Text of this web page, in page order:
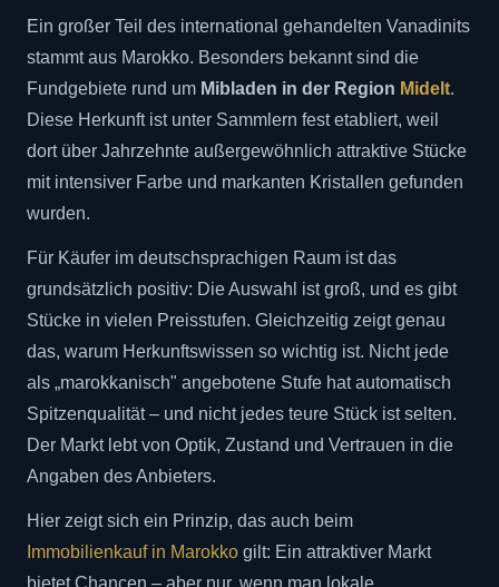
Ein großer Teil des international gehandelten Vanadinits
stammt aus Marokko. Besonders bekannt sind die
Fundgebiete rund um Mibladen in der Region Midelt.
Diese Herkunft ist unter Sammlern fest etabliert, weil
dort über Jahrzehnte außergewöhnlich attraktive Stücke
mit intensiver Farbe und markanten Kristallen gefunden
wurden.
Für Käufer im deutschsprachigen Raum ist das
grundsätzlich positiv: Die Auswahl ist groß, und es gibt
Stücke in vielen Preisstufen. Gleichzeitig zeigt genau
das, warum Herkunftswissen so wichtig ist. Nicht jede
als „marokkanisch" angebotene Stufe hat automatisch
Spitzenqualität – und nicht jedes teure Stück ist selten.
Der Markt lebt von Optik, Zustand und Vertrauen in die
Angaben des Anbieters.
Hier zeigt sich ein Prinzip, das auch beim
Immobilienkauf in Marokko gilt: Ein attraktiver Markt
bietet Chancen – aber nur, wenn man lokale